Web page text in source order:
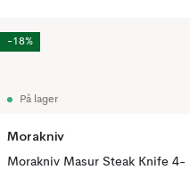
På lager
Morakniv
Morakniv Masur Steak Knife 4-
-18%